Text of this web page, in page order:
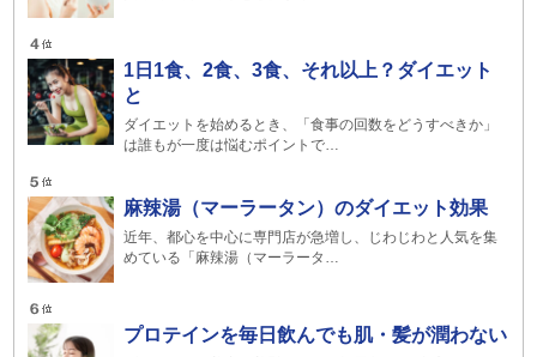
1日1食、2食、3食、それ以上？ダイエット
と
ダイエットを始めるとき、「食事の回数をどうすべきか」
は誰もが一度は悩むポイントで…
麻辣湯（マーラータン）のダイエット効果
近年、都心を中心に専門店が急増し、じわじわと人気を集
めている「麻辣湯（マーラータ…
プロテインを毎日飲んでも肌・髪が潤わない